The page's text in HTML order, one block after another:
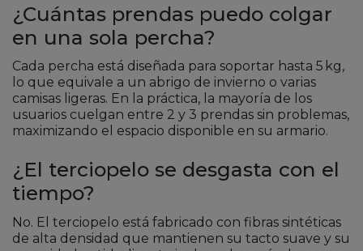
¿Cuántas prendas puedo colgar
en una sola percha?
Cada percha está diseñada para soportar hasta 5 kg,
lo que equivale a un abrigo de invierno o varias
camisas ligeras. En la práctica, la mayoría de los
usuarios cuelgan entre 2 y 3 prendas sin problemas,
maximizando el espacio disponible en su armario.
¿El terciopelo se desgasta con el
tiempo?
No. El terciopelo está fabricado con fibras sintéticas
de alta densidad que mantienen su tacto suave y su